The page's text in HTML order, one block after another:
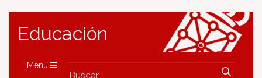
Educación
Menú